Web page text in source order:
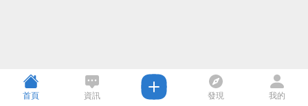
首頁 資訊 發現 我的